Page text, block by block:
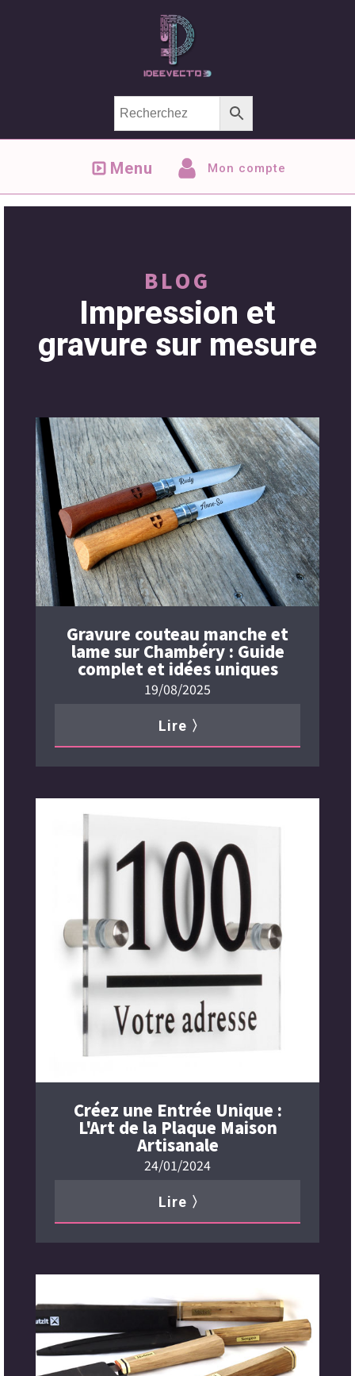
Menu Mon compte
BLOG
Impression et
gravure sur mesure
Gravure couteau manche et
lame sur Chambéry : Guide
complet et idées uniques
19/08/2025
Lire 〉
Créez une Entrée Unique :
L'Art de la Plaque Maison
Artisanale
24/01/2024
Lire 〉